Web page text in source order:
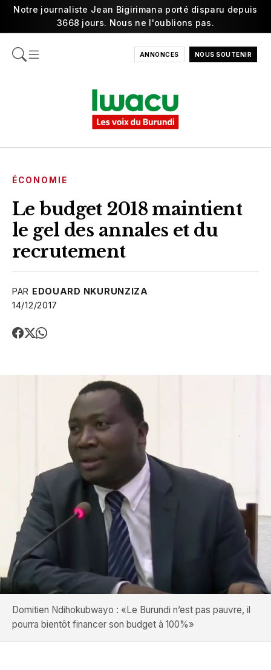
Notre journaliste Jean Bigirimana porté disparu depuis
3668 jours. Nous ne l'oublions pas.
ANNONCES NOUS SOUTENIR
ÉCONOMIE
Le budget 2018 maintient
le gel des annales et du
recrutement
PAR EDOUARD NKURUNZIZA
14/12/2017
Domitien Ndihokubwayo : «Le Burundi n’est pas pauvre, il
pourra bientôt financer son budget à 100%»